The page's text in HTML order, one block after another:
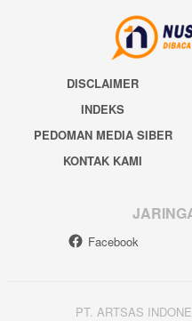
DISCLAIMER
INDEKS
PEDOMAN MEDIA SIBER
KONTAK KAMI
Facebook
PT. ARTSAS